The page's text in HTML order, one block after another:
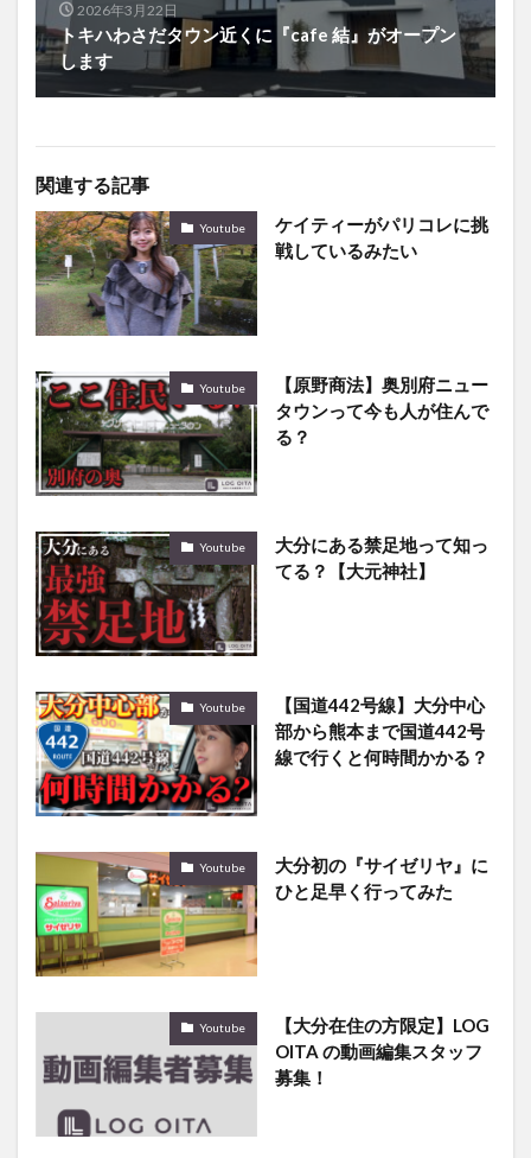
2026年3月22日
トキハわさだタウン近くに『cafe 結』がオープン
します
関連する記事
Youtube
ケイティーがパリコレに挑
戦しているみたい
Youtube
【原野商法】奥別府ニュー
タウンって今も人が住んで
る？
Youtube
大分にある禁足地って知っ
てる？【大元神社】
Youtube
【国道442号線】大分中心
部から熊本まで国道442号
線で行くと何時間かかる？
Youtube
大分初の『サイゼリヤ』に
ひと足早く行ってみた
Youtube
【大分在住の方限定】LOG
OITA の動画編集スタッフ
募集！